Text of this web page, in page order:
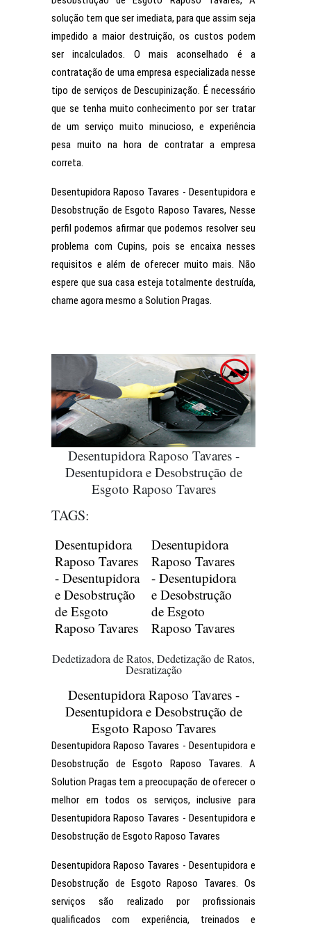
solução tem que ser imediata, para que assim seja
impedido a maior destruição, os custos podem
ser incalculados. O mais aconselhado é a
contratação de uma empresa especializada nesse
tipo de serviços de Descupinização. É necessário
que se tenha muito conhecimento por ser tratar
de um serviço muito minucioso, e experiência
pesa muito na hora de contratar a empresa
correta.
Desentupidora Raposo Tavares - Desentupidora e
Desobstrução de Esgoto Raposo Tavares, Nesse
perfil podemos afirmar que podemos resolver seu
problema com Cupins, pois se encaixa nesses
requisitos e além de oferecer muito mais. Não
espere que sua casa esteja totalmente destruída,
chame agora mesmo a Solution Pragas.
Desentupidora Raposo Tavares -
Desentupidora e Desobstrução de
Esgoto Raposo Tavares
TAGS:
Desentupidora
Raposo Tavares
- Desentupidora
e Desobstrução
de Esgoto
Raposo Tavares
Desentupidora
Raposo Tavares
- Desentupidora
e Desobstrução
de Esgoto
Raposo Tavares
Dedetizadora de Ratos, Dedetização de Ratos,
Desratização
Desentupidora Raposo Tavares -
Desentupidora e Desobstrução de
Esgoto Raposo Tavares
Desentupidora Raposo Tavares - Desentupidora e
Desobstrução de Esgoto Raposo Tavares. A
Solution Pragas tem a preocupação de oferecer o
melhor em todos os serviços, inclusive para
Desentupidora Raposo Tavares - Desentupidora e
Desobstrução de Esgoto Raposo Tavares
Desentupidora Raposo Tavares - Desentupidora e
Desobstrução de Esgoto Raposo Tavares. Os
serviços são realizado por profissionais
qualificados com experiência, treinados e